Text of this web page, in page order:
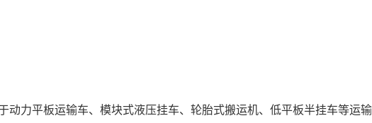
力平板运输车、模块式液压挂车、轮胎式搬运机、低平板半挂车等运输